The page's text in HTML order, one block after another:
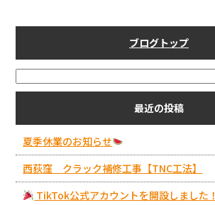
o
ブログトップ
最近の投稿
夏季休業のお知らせ
西荻窪 クラック補修工事【TNC工法】
TikTok公式アカウントを開設しました！